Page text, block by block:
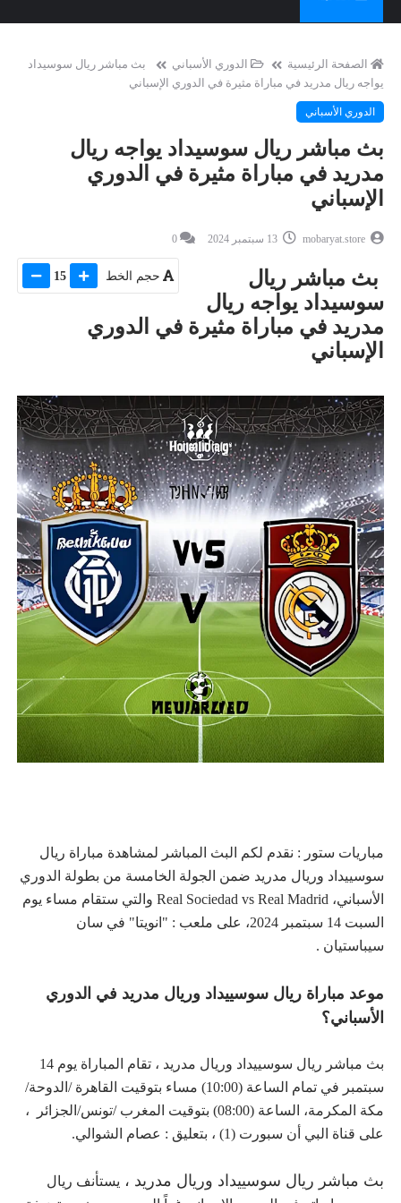
الصفحة الرئيسية الدوري الأسباني
بث مباشر ريال سوسيداد
يواجه ريال مدريد في مباراة مثيرة في الدوري الإسباني
الدوري الأسباني
بث مباشر ريال سوسيداد يواجه ريال
مدريد في مباراة مثيرة في الدوري
الإسباني
mobaryat.store
0
حجم الخط 15
بث مباشر ريال
سوسيداد يواجه ريال
مدريد في مباراة مثيرة في الدوري
الإسباني
مباريات ستور : نقدم لكم البث المباشر لمشاهدة مباراة ريال
سوسييداد وريال مدريد ضمن الجولة الخامسة من بطولة الدوري
الأسباني، Real Sociedad vs Real Madrid والتي ستقام مساء يوم
السبت 14 سبتمبر 2024، على ملعب : "انويتا" في سان
سيباستيان .
موعد مباراة ريال سوسييداد وريال مدريد في الدوري
الأسباني؟
بث مباشر ريال سوسييداد وريال مدريد ، تقام المباراة يوم 14
سبتمبر في تمام الساعة (10:00) مساء بتوقيت القاهرة /الدوحة/
مكة المكرمة، الساعة (08:00) بتوقيت المغرب /تونس/الجزائر ،
على قناة البي أن سبورت (1) ، بتعليق : عصام الشوالي.
بث مباشر ريال سوسييداد وريال مدريد ، يستأنف ريال